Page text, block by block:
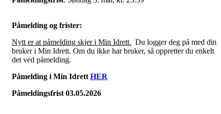
Påmelding og frister:
Nytt er at påmelding skjer i Min Idrett. Du logger deg på med din
bruker i Min Idrett. Om du ikke har bruker, så oppretter du enkelt
det ved påmelding.
Påmelding i Min Idrett HER
Påmeldingsfrist 03.05.2026